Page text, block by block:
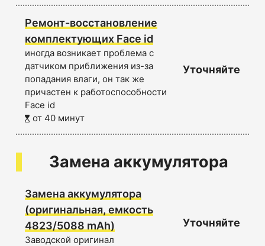
Ремонт-восстановление
комплектующих Face id
иногда возникает проблема с
датчиком приближения из-за
попадания влаги, он так же
причастен к работоспособности
Face id
от 40 минут
Уточняйте
Замена аккумулятора
Замена аккумулятора
(оригинальная, емкость
4823/5088 mAh)
Заводской оригинал
Уточняйте